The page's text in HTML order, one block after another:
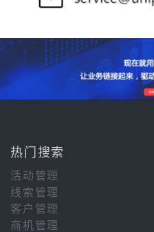
热门搜索
活动管理
线索管理
客户管理
商机管理